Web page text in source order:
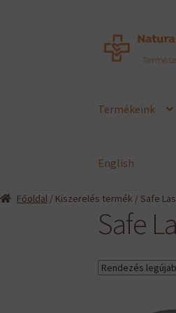
Ugrás
Kilépés
Termékeink
English
Főoldal/ Kiszerelés termék / Safe
Safe